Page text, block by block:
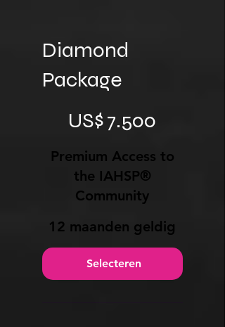
Diamond
Package
US$7.500
Premium Access to
the IAHSP®
Community
12 maanden geldig
Selecteren